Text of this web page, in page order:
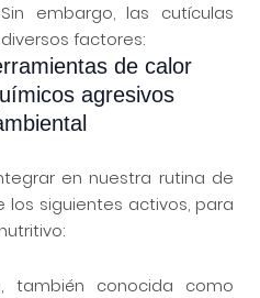
embargo, las cutículas
factores:
de calor
agresivos
en nuestra rutina de
siguientes activos, para
también conocida como